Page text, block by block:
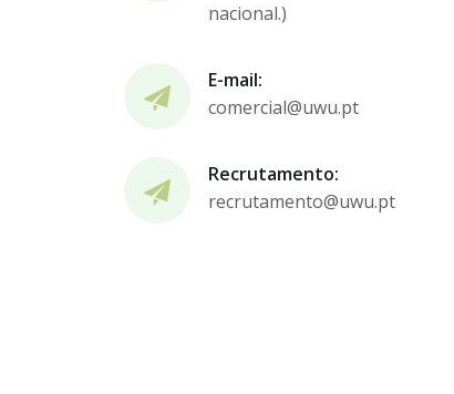
nacional.)
E-mail:
comercial@uwu.pt
Recrutamento:
recrutamento@uwu.pt